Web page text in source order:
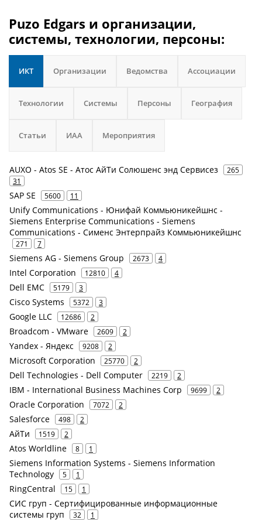
Puzo Edgars и организации,
системы, технологии, персоны:
ИКТ Организации Ведомства Ассоциации
Технологии Системы Персоны География
Статьи ИАА Мероприятия
AUXO - Atos SE - Атос АйТи Солюшенс энд Сервисез
265
31
SAP SE 5600 11
Unify Communications - Юнифай Коммьюникейшнс -
Siemens Enterprise Communications - Siemens
Communications - Сименс Энтерпрайз Коммьюникейшнс
271 7
Siemens AG - Siemens Group 2673 4
Intel Corporation 12810 4
Dell EMC 5179 3
Cisco Systems 5372 3
Google LLC 12686 2
Broadcom - VMware 2609 2
Yandex - Яндекс 9208 2
Microsoft Corporation 25770 2
Dell Technologies - Dell Computer 2219 2
IBM - International Business Machines Corp 9699 2
Oracle Corporation 7072 2
Salesforce 498 2
АйТи 1519 2
Atos Worldline 8 1
Siemens Information Systems - Siemens Information
Technology
5 1
RingCentral 15 1
СИС груп - Сертифицированные информационные
системы груп
32 1